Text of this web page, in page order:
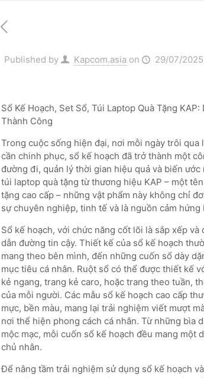
Published by Kapcom.asia on 29/07/2025
Sổ Kế Hoạch, Set Sổ, Túi Laptop Quà Tặng
Thành Công
Trong cuộc sống hiện đại, nơi mỗi ngày trôi
cần chinh phục, sổ kế hoạch đã trở thành một
đường đi, quản lý thời gian hiệu quả và biến
túi laptop quà tặng từ thương hiệu KAP – một
tặng cao cấp – những vật phẩm này không chỉ
sự chuyên nghiệp, tinh tế và là nguồn cảm
Sổ kế hoạch, với chức năng cốt lõi là sắp xếp
dẫn đường tin cậy. Thiết kế của sổ kế hoạch
mang theo bên mình, đến những cuốn sổ dày
mục tiêu cá nhân. Ruột sổ có thể được thiết kế
kẻ ngang, trang kẻ caro, hoặc trang theo tuần,
của mỗi người. Các mẫu sổ kế hoạch cao cấp
mực, bền màu, mang lại trải nghiệm viết mượt
nơi thể hiện phong cách cá nhân. Từ những bìa
mộc mạc, mỗi cuốn sổ kế hoạch đều mang một
chủ nhân.
Để nâng tầm trải nghiệm sử dụng sổ kế hoạch